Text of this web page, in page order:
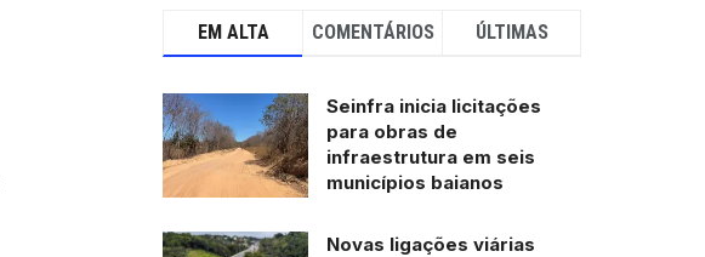
EM ALTA COMENTÁRIOS ÚLTIMAS
Seinfra inicia licitações
para obras de
infraestrutura em seis
municípios baianos
Novas ligações viárias